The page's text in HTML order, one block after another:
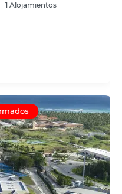
1 Alojamientos